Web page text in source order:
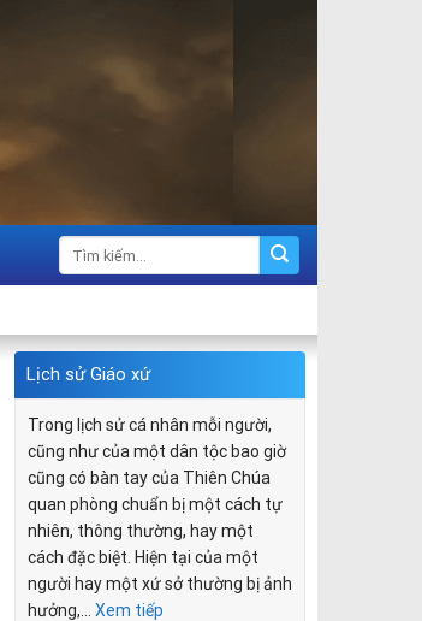
Lịch sử Giáo xứ
Trong lịch sử cá nhân mỗi người,
cũng như của một dân tộc bao giờ
cũng có bàn tay của Thiên Chúa
quan phòng chuẩn bị một cách tự
nhiên, thông thường, hay một
cách đặc biệt. Hiện tại của một
người hay một xứ sở thường bị ảnh
hưởng,… Xem tiếp